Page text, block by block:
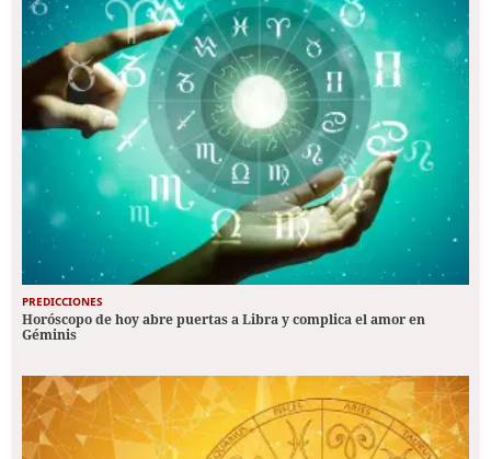
PREDICCIONES
Horóscopo de hoy abre puertas a Libra y complica el amor en
Géminis